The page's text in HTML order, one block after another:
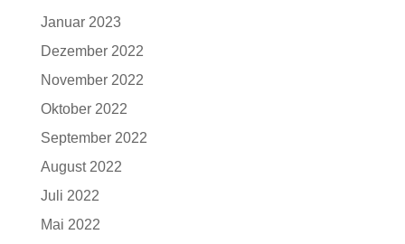
Januar 2023
Dezember 2022
November 2022
Oktober 2022
September 2022
August 2022
Juli 2022
Mai 2022